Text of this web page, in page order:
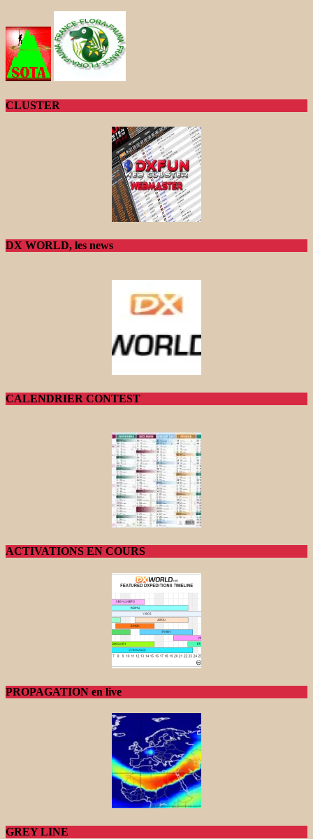
CLUSTER
DX WORLD, les news
CALENDRIER CONTEST
ACTIVATIONS EN COURS
PROPAGATION en live
GREY LINE